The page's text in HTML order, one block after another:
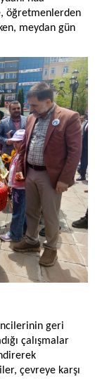
öğretmenlerden
meydan gün
geri
çalışmalar
çevreye karşı